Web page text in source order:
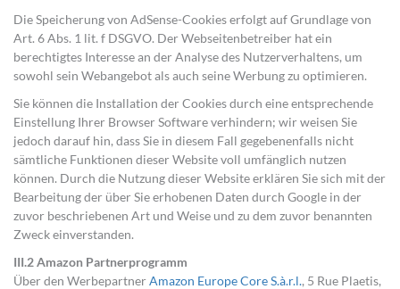
Die Speicherung von AdSense-Cookies erfolgt auf Grundlage von
Art. 6 Abs. 1 lit. f DSGVO. Der Webseitenbetreiber hat ein
berechtigtes Interesse an der Analyse des Nutzerverhaltens, um
sowohl sein Webangebot als auch seine Werbung zu optimieren.
Sie können die Installation der Cookies durch eine entsprechende
Einstellung Ihrer Browser Software verhindern; wir weisen Sie
jedoch darauf hin, dass Sie in diesem Fall gegebenenfalls nicht
sämtliche Funktionen dieser Website voll umfänglich nutzen
können. Durch die Nutzung dieser Website erklären Sie sich mit der
Bearbeitung der über Sie erhobenen Daten durch Google in der
zuvor beschriebenen Art und Weise und zu dem zuvor benannten
Zweck einverstanden.
III.2 Amazon Partnerprogramm
Über den WerbepartnerAmazon Europe Core S.à.r.l., 5 Rue Plaetis,